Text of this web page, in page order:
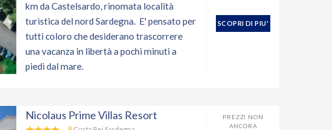
km da Castelsardo, rinomata località
turistica del nord Sardegna. E' pensato per
tutti coloro che desiderano trascorrere
una vacanza in libertà a pochi minuti a
piedi dal mare.
SCOPRI DI PIU'
Nicolaus Prime Villas Resort
PREZZI NON
ANCORA